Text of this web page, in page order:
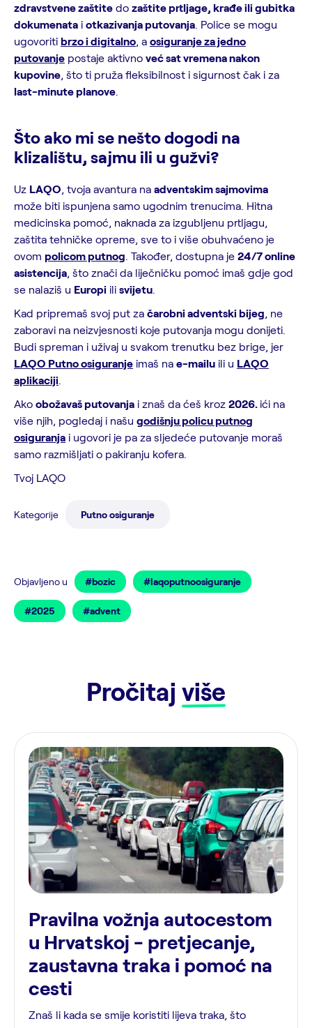
zdravstvene zaštite do zaštite prtljage, krađe ili gubitka
dokumenata i otkazivanja putovanja. Police se mogu
ugovoriti brzo i digitalno, a osiguranje za jedno
putovanje postaje aktivno već sat vremena nakon
kupovine, što ti pruža fleksibilnost i sigurnost čak i za
last-minute planove.
Što ako mi se nešto dogodi na
klizalištu, sajmu ili u gužvi?
Uz LAQO, tvoja avantura na adventskim sajmovima
može biti ispunjena samo ugodnim trenucima. Hitna
medicinska pomoć, naknada za izgubljenu prtljagu,
zaštita tehničke opreme, sve to i više obuhvaćeno je
ovom policom putnog. Također, dostupna je 24/7 online
asistencija, što znači da liječničku pomoć imaš gdje god
se nalaziš u Europi ili svijetu.
Kad pripremaš svoj put za čarobni adventski bijeg, ne
zaboravi na neizvjesnosti koje putovanja mogu donijeti.
Budi spreman i uživaj u svakom trenutku bez brige, jer
LAQO Putno osiguranje imaš na e-mailu ili u LAQO
aplikaciji.
Ako obožavaš putovanja i znaš da ćeš kroz 2026. ići na
više njih, pogledaj i našu godišnju policu putnog
osiguranja i ugovori je pa za sljedeće putovanje moraš
samo razmišljati o pakiranju kofera.
Tvoj LAQO
Kategorije Putno osiguranje
Objavljeno u #bozic #laqoputnoosiguranje
#2025 #advent
Pročitaj više
Pravilna vožnja autocestom
u Hrvatskoj - pretjecanje,
zaustavna traka i pomoć na
cesti
Znaš li kada se smije koristiti lijeva traka, što